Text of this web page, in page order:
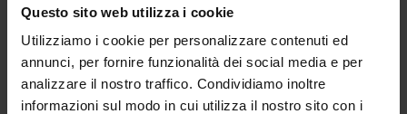
Questo sito web utilizza i cookie
Utilizziamo i cookie per personalizzare contenuti ed
annunci, per fornire funzionalità dei social media e per
analizzare il nostro traffico. Condividiamo inoltre
informazioni sul modo in cui utilizza il nostro sito con i
Mantenere la destra